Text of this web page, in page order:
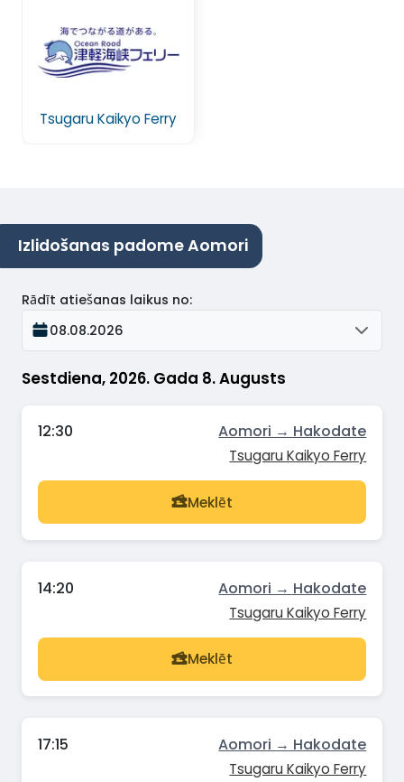
Tsugaru Kaikyo Ferry
Izlidošanas padome Aomori
Sestdiena, 2026. Gada 8. Augusts
Rādīt atiešanas laikus no:
08.08.2026
12:30 Aomori → Hakodate
Tsugaru Kaikyo Ferry
Meklēt
14:20 Aomori → Hakodate
Tsugaru Kaikyo Ferry
Meklēt
17:15 Aomori → Hakodate
Tsugaru Kaikyo Ferry